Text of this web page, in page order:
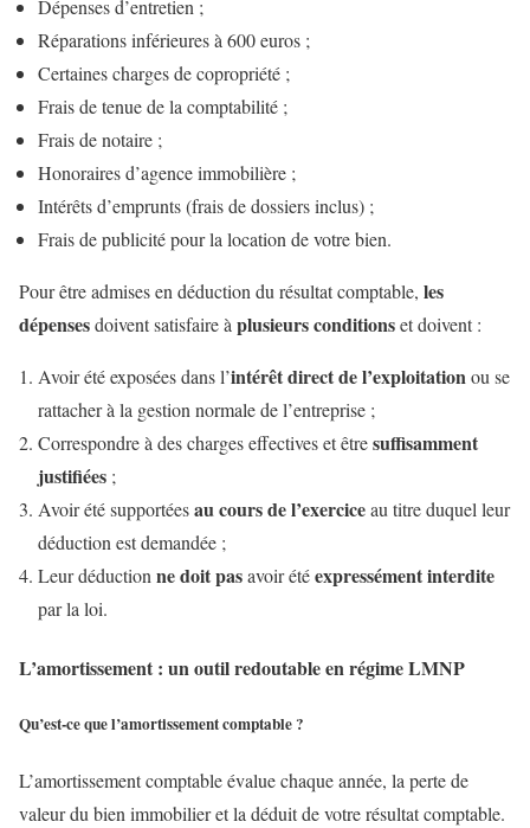
Dépenses d’entretien ;
Réparations inférieures à 600 euros ;
Certaines charges de copropriété ;
Frais de tenue de la comptabilité ;
Frais de notaire ;
Honoraires d’agence immobilière ;
Intérêts d’emprunts (frais de dossiers inclus) ;
Frais de publicité pour la location de votre bien.
Pour être admises en déduction du résultat comptable, les
dépensesdoivent satisfaire àplusieurs conditionset doivent :
Avoir été exposées dans l’intérêt direct de l’exploitationou se
rattacher à la gestion normale de l’entreprise ;
Correspondre à des charges effectives et êtresuffisamment
justifiées ;
Avoir été supportéesau cours de l’exerciceau titre duquel leur
déduction est demandée ;
Leur déductionne doit pasavoir étéexpressément interdite
par la loi.
L’amortissement : un outil redoutable en régime LMNP
Qu’est-ce que l’amortissement comptable ?
L’amortissement comptable évalue chaque année, la perte de
valeur du bien immobilier et la déduit de votre résultat comptable.